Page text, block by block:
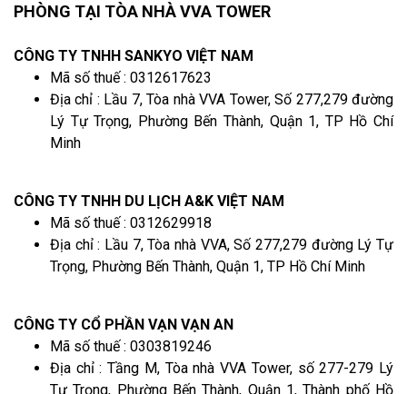
PHÒNG TẠI TÒA NHÀ VVA TOWER
CÔNG TY TNHH SANKYO VIỆT NAM
Mã số thuế : 0312617623
Địa chỉ : Lầu 7, Tòa nhà VVA Tower, Số 277,279 đường
Lý Tự Trọng, Phường Bến Thành, Quận 1, TP Hồ Chí
Minh
CÔNG TY TNHH DU LỊCH A&K VIỆT NAM
Mã số thuế : 0312629918
Địa chỉ : Lầu 7, Tòa nhà VVA, Số 277,279 đường Lý Tự
Trọng, Phường Bến Thành, Quận 1, TP Hồ Chí Minh
CÔNG TY CỔ PHẦN VẠN VẠN AN
Mã số thuế : 0303819246
Địa chỉ : Tầng M, Tòa nhà VVA Tower, số 277-279 Lý
Tự Trọng, Phường Bến Thành, Quận 1, Thành phố Hồ